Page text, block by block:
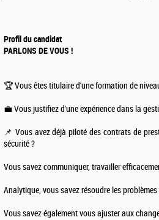
Profil du candidat
PARLONS DE VOUS !
🏆 Vous êtes titulaire d'une formation de
💼 Vous justifiez d'une expérience dans la
📌 Vous avez déjà piloté des contrats de
sécurité ?
Vous savez communiquer, travailler
Analytique, vous savez résoudre les
Vous savez également vous ajuster aux